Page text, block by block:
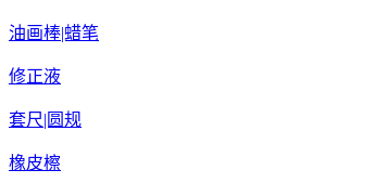
油画棒|蜡笔
修正液
套尺|圆规
橡皮檫